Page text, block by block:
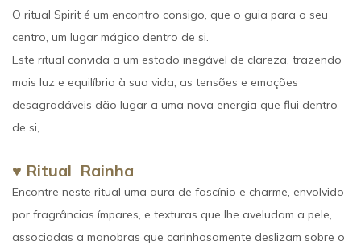
O ritual Spirit é um encontro consigo, que o guia para o seu
centro, um lugar mágico dentro de si.
Este ritual convida a um estado inegável de clareza, trazendo
mais luz e equilíbrio à sua vida, as tensões e emoções
desagradáveis dão lugar a uma nova energia que flui dentro
de si,
♥ Ritual Rainha
Encontre neste ritual uma aura de fascínio e charme, envolvido
por fragrâncias ímpares, e texturas que lhe aveludam a pele,
associadas a manobras que carinhosamente deslizam sobre o